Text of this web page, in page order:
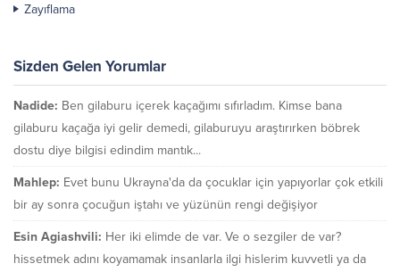
Zayıflama
Sizden Gelen Yorumlar
Nadide: Ben gilaburu içerek kaçağımı sıfırladım. Kimse bana
gilaburu kaçağa iyi gelir demedi, gilaburuyu araştırırken böbrek
dostu diye bilgisi edindim mantık...
Mahlep: Evet bunu Ukrayna'da da çocuklar için yapıyorlar çok etkili
bir ay sonra çocuğun iştahı ve yüzünün rengi değişiyor
Esin Agiashvili: Her iki elimde de var. Ve o sezgiler de var?
hissetmek adını koyamamak insanlarla ilgi hislerim kuvvetli ya da